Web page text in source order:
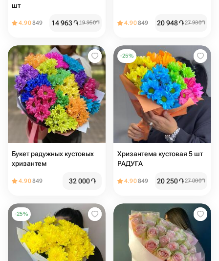
шт
4.90849 14 963֏19 950֏ 4.90849 20 948֏27 930֏
Букет радужных кустовых
хризантем
4.90849 32 000֏
-25%
Хризантема кустовая 5 шт
РАДУГА
4.90849 20 250֏27 000֏
-25%